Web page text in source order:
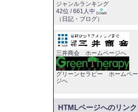
ジャンルランキング
42位 / 661人中
（ 日記・ブログ）
三井商会 ホームページへ
グリーンセラピー ホームペー
ジへ
HTMLページへのリンク